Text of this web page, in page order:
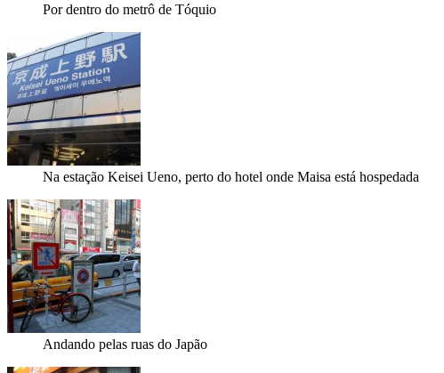
Por dentro do metrô de Tóquio
Na estação Keisei Ueno, perto do hotel onde Maisa está hospedada
Andando pelas ruas do Japão